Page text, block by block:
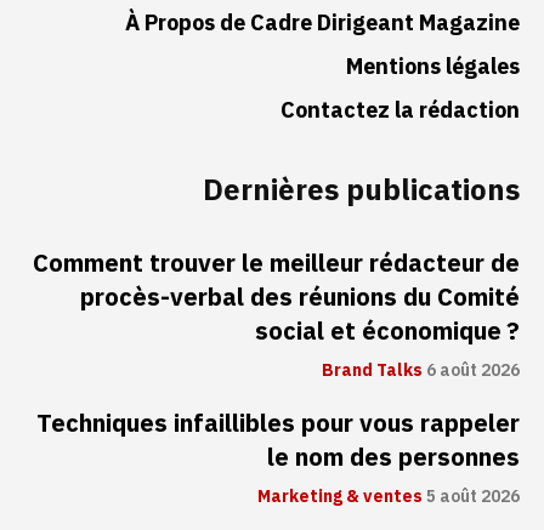
À Propos de Cadre Dirigeant Magazine
Mentions légales
Contactez la rédaction
Dernières publications
Comment trouver le meilleur rédacteur de
procès-verbal des réunions du Comité
social et économique ?
Brand Talks6 août 2026
Techniques infaillibles pour vous rappeler
le nom des personnes
Marketing & ventes5 août 2026